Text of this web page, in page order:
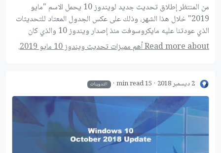
من المنتظر إطلاق تحديث جديد لويندوز 10 يحمل الاسم "مايو
2019" خلال هذا الشهر، وذلك على عكس الجدول المعتاد للتحديثات
الذي عودتنا عليه مايكروسوفت منذ إصدار ويندوز 10 والذي كان
يعتمد إصدار تحديثين رئيسيين كل عام مرة في شهري أبريل وأكتوبر.
وبينما كانت التحديثات السابقة تأتي بأسماء خاصة مثل "خريف
التحديث الجديد بعدد من التحسينات على مستوي السرعة والميزات
الحالية.
Read more about أهم مميزات تحديث ويندوز 10 مايو 2019.
2 ديسمبر 2018 15 min read التدوينات